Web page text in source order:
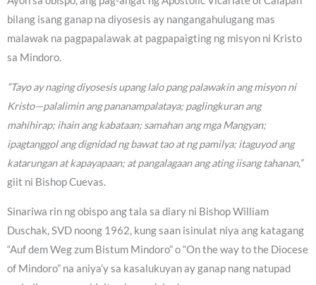
bilang isang ganap na diyosesis ay nangangahulugang mas
malawak na pagpapalawak at pagpapaigting ng misyon ni Kristo
sa Mindoro.
“Tayo ay naging diyosesis upang lalo pang palawakin ang misyon ni
Kristo—palalimin ang pananampalataya; paglingkuran ang
mahihirap; ihain ang kabataan; samahan ang mga Mangyan;
ipagtanggol ang dignidad ng bawat tao at ng pamilya; itaguyod ang
katarungan at kapayapaan; at pangalagaan ang ating iisang tahanan,”
giit ni Bishop Cuevas.
Sinariwa rin ng obispo ang tala sa diary ni Bishop William
Duschak, SVD noong 1962, kung saan isinulat niya ang katagang
“Auf dem Weg zum Bistum Mindoro” o “On the way to the Diocese
of Mindoro” na aniya’y sa kasalukuyan ay ganap nang natupad